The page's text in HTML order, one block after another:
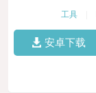
工具
安卓下载